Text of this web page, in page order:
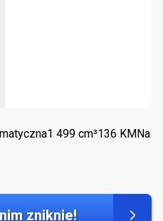
1 499 cm³136 KM Na
zniknie!